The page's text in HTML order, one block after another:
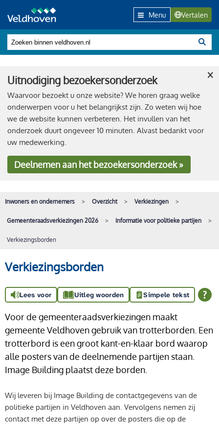
Menu Vertalen
Uitnodiging bezoekersonderzoek
Waarvoor bezoekt u onze website? We horen graag welke
onderwerpen voor u het belangrijkst zijn. Zo weten wij hoe
we de website kunnen verbeteren. Het invullen van het
onderzoek duurt ongeveer 10 minuten. Alvast bedankt voor
uw medewerking.
Deelnemenaan het bezoekersonderzoek »
×
Inwoners en ondernemers Overzicht Verkiezingen
Gemeenteraadsverkiezingen 2026 Informatie voor politieke partijen
Verkiezingsborden
Verkiezingsborden
Lees voor Uitleg woorden Simpele tekst
Voor de gemeenteraadsverkiezingen maakt
gemeente Veldhoven gebruik van trotterborden. Een
trotterbord is een groot kant-en-klaar bord waarop
alle posters van de deelnemende partijen staan.
Image Building plaatst deze borden.
Wij leveren bij Image Building de contactgegevens van de
politieke partijen in Veldhoven aan. Vervolgens nemen zij
contact met deze partijen op over de posters die op de